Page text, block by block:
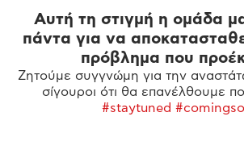
Αυτή τη στιγμή η ομάδα
πάντα για να
πρόβλημα που
Ζητούμε συγγνώμη για την
σίγουροι ότι θα επανέλθουμε
#staytuned